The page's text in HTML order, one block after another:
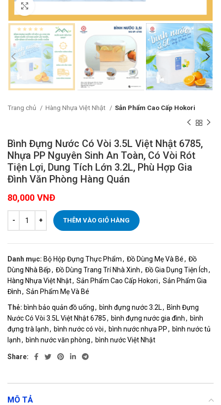
Trang chủ Hàng Nhựa Việt Nhật Sản Phẩm Cao Cấp Hokori
Bình Đựng Nước Có Vòi 3.5L Việt Nhật 6785,
Nhựa PP Nguyên Sinh An Toàn, Có Vòi Rót
Tiện Lợi, Dung Tích Lớn 3.2L, Phù Hợp Gia
Đình Văn Phòng Hàng Quán
80,000 VNĐ
THÊM VÀO GIỎ HÀNG
Danh mục: Bộ Hộp Đựng Thực Phẩm, Đồ Dùng Mẹ Và Bé, Đồ
Dùng Nhà Bếp, Đồ Dùng Trang Trí Nhà Xinh, Đồ Gia Dụng Tiện Ích,
Hàng Nhựa Việt Nhật, Sản Phẩm Cao Cấp Hokori, Sản Phẩm Gia
Đình, Sản Phẩm Mẹ Và Bé
Thẻ: bình bảo quản đồ uống, bình đựng nước 3.2L, Bình Đựng
Nước Có Vòi 3.5L Việt Nhật 6785, bình đựng nước gia đình, bình
đựng trà lạnh, bình nước có vòi, bình nước nhựa PP, bình nước tủ
lạnh, bình nước văn phòng, bình nước Việt Nhật
Share:
MÔ TẢ